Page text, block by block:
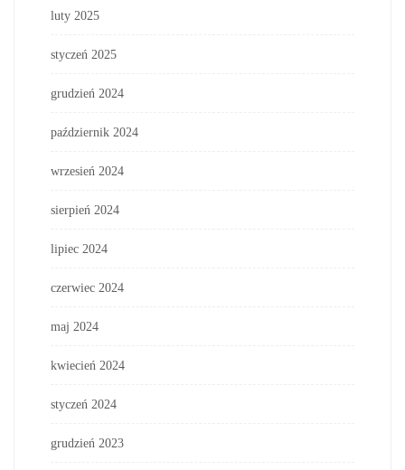
luty 2025
styczeń 2025
grudzień 2024
październik 2024
wrzesień 2024
sierpień 2024
lipiec 2024
czerwiec 2024
maj 2024
kwiecień 2024
styczeń 2024
grudzień 2023